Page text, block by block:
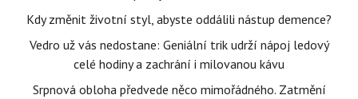
Kdy změnit životní styl, abyste oddálili nástup demence?
Vedro už vás nedostane: Geniální trik udrží nápoj ledový
celé hodiny a zachrání i milovanou kávu
Srpnová obloha předvede něco mimořádného. Zatmění